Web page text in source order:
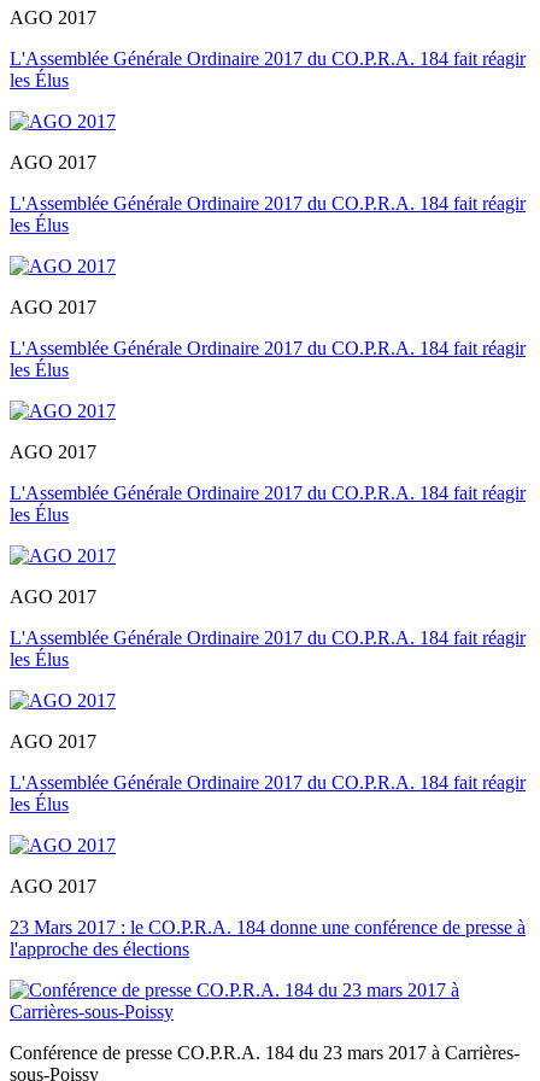
AGO 2017
L'Assemblée Générale Ordinaire 2017 du CO.P.R.A. 184 fait réagir
les Élus
AGO 2017
L'Assemblée Générale Ordinaire 2017 du CO.P.R.A. 184 fait réagir
les Élus
AGO 2017
L'Assemblée Générale Ordinaire 2017 du CO.P.R.A. 184 fait réagir
les Élus
AGO 2017
L'Assemblée Générale Ordinaire 2017 du CO.P.R.A. 184 fait réagir
les Élus
AGO 2017
L'Assemblée Générale Ordinaire 2017 du CO.P.R.A. 184 fait réagir
les Élus
AGO 2017
L'Assemblée Générale Ordinaire 2017 du CO.P.R.A. 184 fait réagir
les Élus
AGO 2017
23 Mars 2017 : le CO.P.R.A. 184 donne une conférence de presse à
l'approche des élections
Conférence de presse CO.P.R.A. 184 du 23 mars 2017 à Carrières-
sous-Poissy